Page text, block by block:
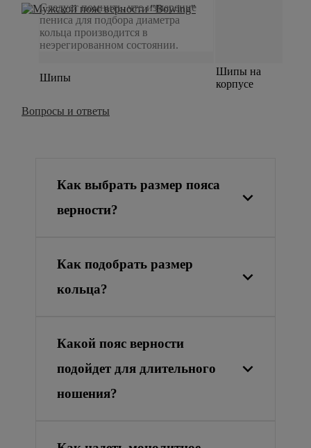
Следует помнить, что измерение
пениса для подбора диаметра
кольца производится в
неэрегированном состоянии.
Шипы
Шипы на
корпусе
Вопросы и ответы
Как выбрать размер пояса
верности?
Как подобрать размер
кольца?
Какой пояс верности
подойдет для длительного
ношения?